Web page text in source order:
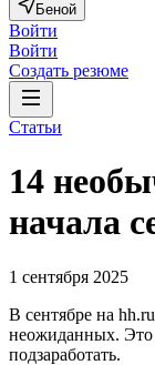
Беной
Войти
Войти
Создать резюме
Статьи
14
начала
1 сентября 2025
В сентябре на
неожиданных. Это
подзаработать.